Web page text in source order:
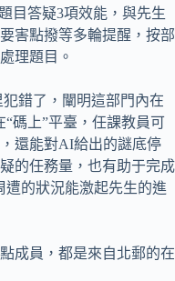
目答疑3項效能，與先生
害點撥等多輪提醒，按部
理題目。
錯了，闡明這部門內在
碼上”平臺，任課教員可
還能對AI給出的謎底停
的任務量，也有助于完成
遭的狀況能激起先生的進
成員，都是來自北郵的在